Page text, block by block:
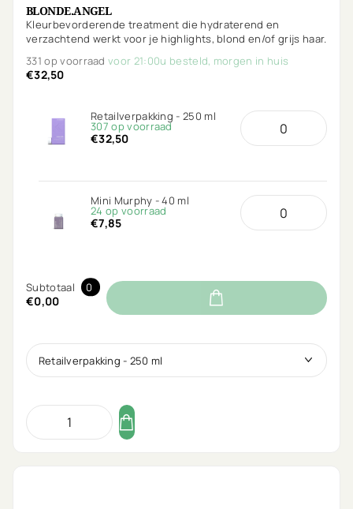
BLONDE.ANGEL
Kleurbevorderende treatment die hydraterend en
verzachtend werkt voor je highlights, blond en/of grijs haar.
331 op voorraadvoor 21:00u besteld, morgen in huis
€32,50
Retailverpakking - 250 ml
307 op voorraad
€32,50
Mini Murphy - 40 ml
24 op voorraad
€7,85
Subtotaal 0
€0,00